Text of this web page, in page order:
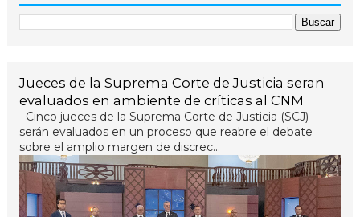
Jueces de la Suprema Corte de Justicia seran
evaluados en ambiente de críticas al CNM
Cinco jueces de la Suprema Corte de Justicia (SCJ)
serán evaluados en un proceso que reabre el debate
sobre el amplio margen de discrec...